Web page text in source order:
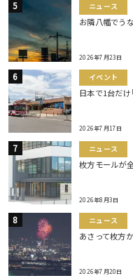
ニュース
お隣八幡でう
2026年7月23日
イベント
日本で1台だ
2026年7月17日
ニュース
枚方モールが
2026年8月3日
ニュース
あさって枚方
2026年7月20日